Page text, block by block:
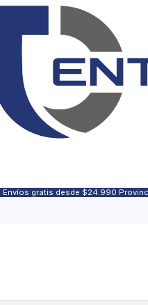
Envíos gratis desde $24.990